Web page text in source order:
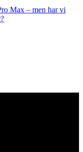
Max – men har vi